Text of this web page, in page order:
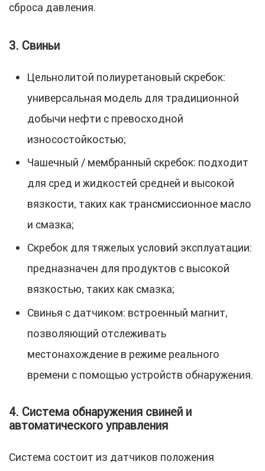
сброса давления.
3. Свиньи
Цельнолитой полиуретановый скребок:
универсальная модель для традиционной
добычи нефти с превосходной
износостойкостью;
Чашечный / мембранный скребок: подходит
для сред и жидкостей средней и высокой
вязкости, таких как трансмиссионное масло
и смазка;
Скребок для тяжелых условий эксплуатации:
предназначен для продуктов с высокой
вязкостью, таких как смазка;
Свинья с датчиком: встроенный магнит,
позволяющий отслеживать
местонахождение в режиме реального
времени с помощью устройств обнаружения.
4. Система обнаружения свиней и
автоматического управления
Система состоит из датчиков положения